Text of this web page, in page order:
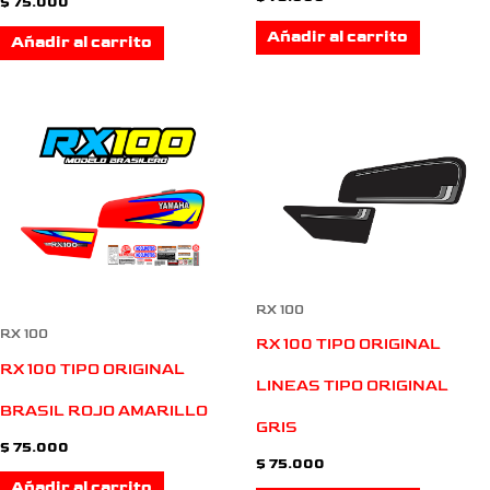
Añadir al carrito Añadir al carrito
RX 100
RX 100 TIPO ORIGINAL
BRASIL ROJO AMARILLO
$ 75.000
RX 100
RX 100 TIPO ORIGINAL
LINEAS TIPO ORIGINAL
GRIS
$ 75.000